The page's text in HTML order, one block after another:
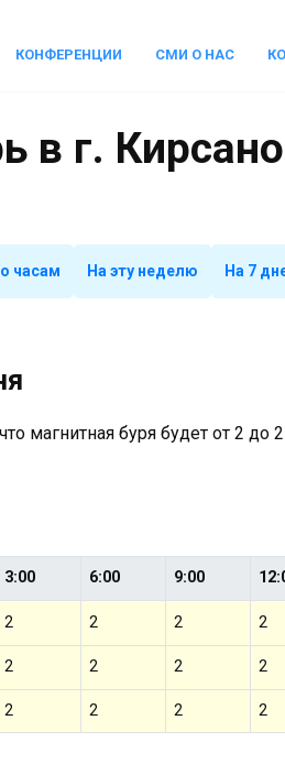
КОНФЕРЕНЦИИ СМИ О НАС
в г.
часам На эту неделю На 7
магнитная буря будет от 2
3:00 6:00 9:00
2 2 2 2
2 2 2 2
2 2 2 2